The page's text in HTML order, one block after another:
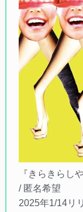
『きらきらし
/ 匿名希望
2025年1/14リ